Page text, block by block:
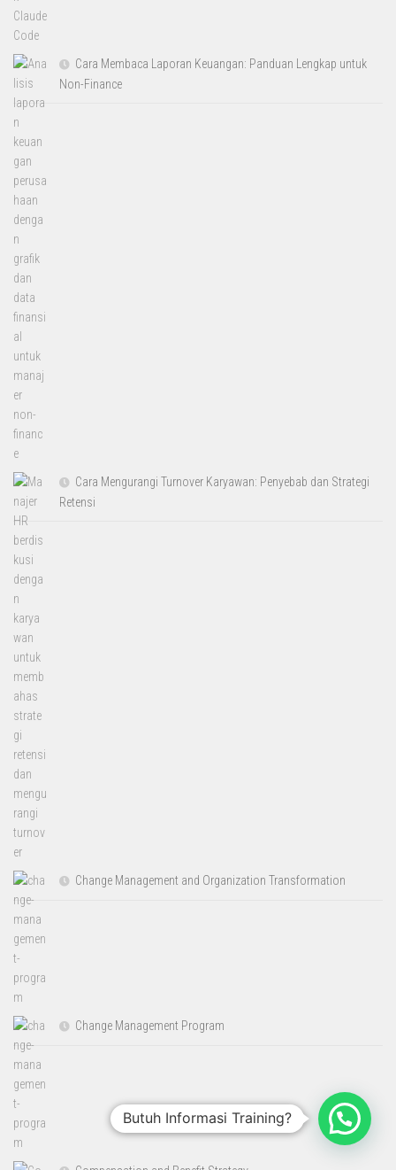
Cara Membaca Laporan Keuangan: Panduan Lengkap untuk
Non-Finance
Cara Mengurangi Turnover Karyawan: Penyebab dan Strategi
Retensi
Change Management and Organization Transformation
Change Management Program
Butuh Informasi Training?